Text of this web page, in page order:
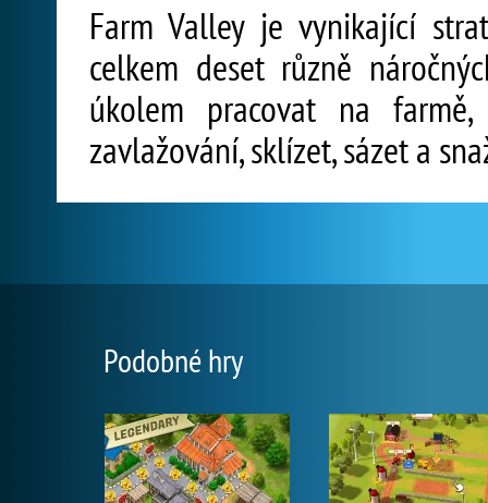
Farm Valley je vynikající
celkem deset různě
úkolem pracovat na
zavlažování, sklízet, sázet a
Podobné hry